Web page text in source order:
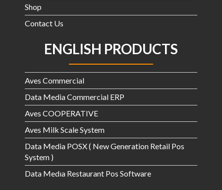
Shop
Contact Us
ENGLISH PRODUCTS
Aves Commercial
Data Media Commercial ERP
Aves COOPERATIVE
Aves Milk Scale System
Data Media POSX ( New Generation Retail Pos
System )
Data Medıa Restaurant Pos Software